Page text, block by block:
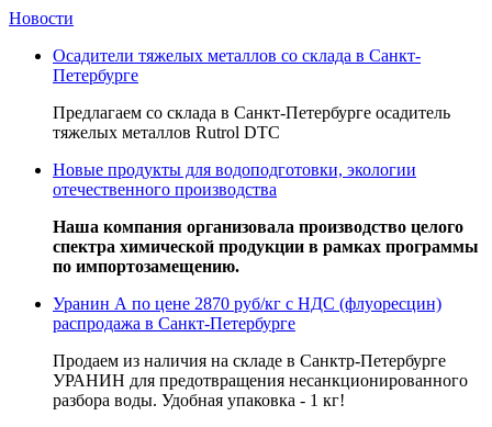
Новости
Осадители тяжелых металлов со склада в Санкт-
Петербурге
Предлагаем со склада в Санкт-Петербурге осадитель
тяжелых металлов Rutrol DTC
Новые продукты для водоподготовки, экологии
отечественного производства
Наша компания организовала производство целого
спектра химической продукции в рамках программы
по импортозамещению.
Уранин А по цене 2870 руб/кг с НДС (флуоресцин)
распродажа в Санкт-Петербурге
Продаем из наличия на складе в Санктр-Петербурге
УРАНИН для предотвращения несанкционированного
разбора воды. Удобная упаковка - 1 кг!